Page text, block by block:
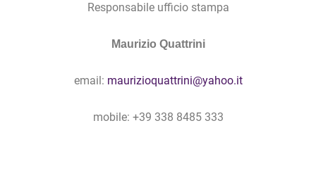
Responsabile ufficio stampa
Maurizio Quattrini
email: maurizioquattrini@yahoo.it
mobile: +39 338 8485 333